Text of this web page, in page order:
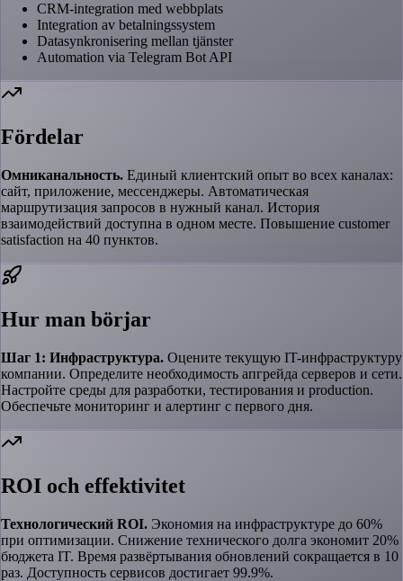
CRM-integration med webbplats
Integration av betalningssystem
Datasynkronisering mellan tjänster
Automation via Telegram Bot API
Fördelar
Омниканальность. Единый клиентский опыт во всех каналах:
сайт, приложение, мессенджеры. Автоматическая
маршрутизация запросов в нужный канал. История
взаимодействий доступна в одном месте. Повышение customer
satisfaction на 40 пунктов.
Hur man börjar
Шаг 1: Инфраструктура. Оцените текущую IT-инфраструктуру
компании. Определите необходимость апгрейда серверов и сети.
Настройте среды для разработки, тестирования и production.
Обеспечьте мониторинг и алертинг с первого дня.
ROI och effektivitet
Технологический ROI. Экономия на инфраструктуре до 60%
при оптимизации. Снижение технического долга экономит 20%
бюджета IT. Время развёртывания обновлений сокращается в 10
раз. Доступность сервисов достигает 99.9%.